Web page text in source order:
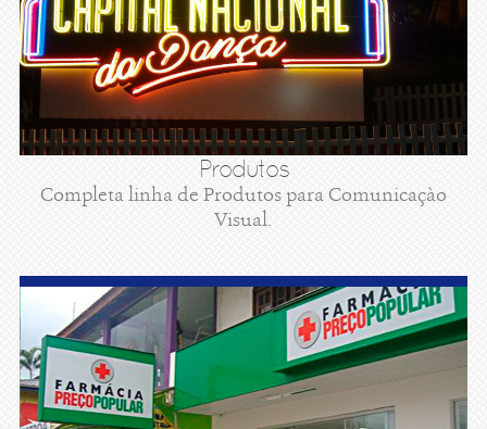
Produtos
Completa linha de Produtos para Comunicaçào
Visual.